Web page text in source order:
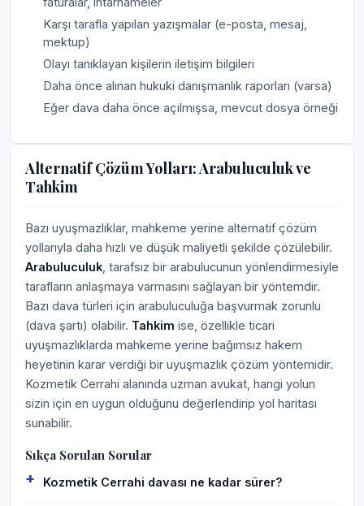
Karşı tarafla yapılan yazışmalar (e-posta, mesaj,
mektup)
Olayı tanıklayan kişilerin iletişim bilgileri
Daha önce alınan hukuki danışmanlık raporları (varsa)
Eğer dava daha önce açılmışsa, mevcut dosya örneği
Alternatif Çözüm Yolları: Arabuluculuk ve
Tahkim
Bazı uyuşmazlıklar, mahkeme yerine alternatif çözüm
yollarıyla daha hızlı ve düşük maliyetli şekilde çözülebilir.
Arabuluculuk , tarafsız bir arabulucunun yönlendirmesiyle
tarafların anlaşmaya varmasını sağlayan bir yöntemdir.
Bazı dava türleri için arabuluculuğa başvurmak zorunlu
(dava şartı) olabilir. Tahkim ise, özellikle ticari
uyuşmazlıklarda mahkeme yerine bağımsız hakem
heyetinin karar verdiği bir uyuşmazlık çözüm yöntemidir.
Kozmetik Cerrahi alanında uzman avukat, hangi yolun
sizin için en uygun olduğunu değerlendirip yol haritası
sunabilir.
Sıkça Sorulan Sorular
Kozmetik Cerrahi davası ne kadar sürer?